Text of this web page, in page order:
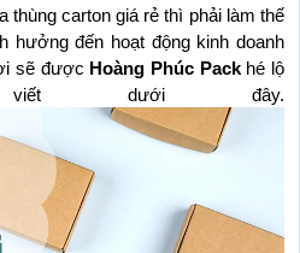
thùng carton giá rẻ thì phải làm thế
hưởng đến hoạt động kinh doanh
sẽ được Hoàng Phúc Pack hé lộ
dưới đây.